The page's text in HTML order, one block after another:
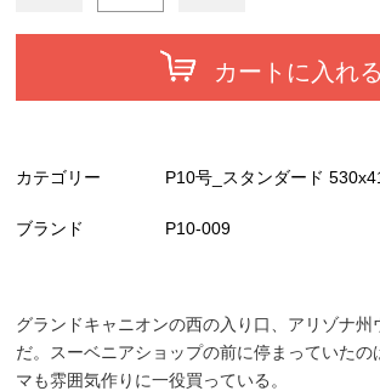
カートに入れる
カテゴリー P10号_スタンダード
ブランド P10-009
グランドキャニオンの西の入り口、アリゾナ
だ。スーベニアショップの前に停まっていた
マも雰囲気作りに一役買っている。